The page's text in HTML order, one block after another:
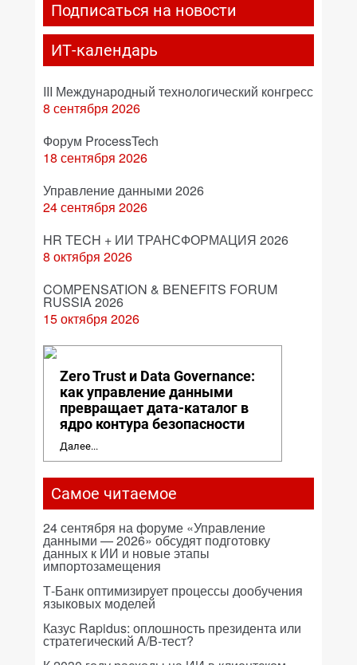
Подписаться на новости
ИТ-календарь
III Международный технологический конгресс
8 сентября 2026
Форум ProcessTech
18 сентября 2026
Управление данными 2026
24 сентября 2026
HR TECH + ИИ ТРАНСФОРМАЦИЯ 2026
8 октября 2026
COMPENSATION & BENEFITS FORUM
RUSSIA 2026
15 октября 2026
Zero Trust и Data Governance:
как управление данными
превращает дата-каталог в
ядро контура безопасности
Далее...
Самое читаемое
24 сентября на форуме «Управление
данными — 2026» обсудят подготовку
данных к ИИ и новые этапы
импортозамещения
Т-Банк оптимизирует процессы дообучения
языковых моделей
Казус Rapidus: оплошность президента или
стратегический A/B-тест?